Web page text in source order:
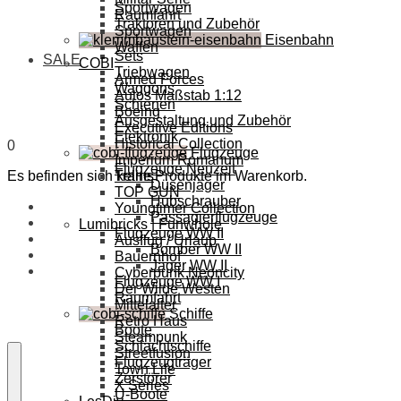
Sportwagen
Traktoren und Zubehör
Eisenbahn
Sets
Triebwagen
Waggons
Schienen
Ausgestaltung und Zubehör
Elektronik
Flugzeuge
Flugzeuge Neuzeit
Düsenjäger
Hubschrauber
Passagierflugzeuge
Flugzeuge WW II
Bomber WW II
Jäger WW II
Flugzeuge WW I
Raumfahrt
Schiffe
Boote
Schlachtschiffe
Flugzeugträger
Zerstörer
U-Boote
Raumfahrt
Sportwagen
Waffen
COBI
Armed Forces
Autos Maßstab 1:12
Boeing
Executive Editions
Historical Collection
Imperium Romanum
Trains
TOP GUN
Youngtimer Collection
Lumibricks | Funwhole
Ausflug / Urlaub
Bauernhof
Cyberpunk Neoncity
Der Wilde Westen
Mittelalter
Retro Haus
Steampunk
Streetfusion
Town Life
X Series
SALE
0
Es befinden sich keine Produkte im Warenkorb.